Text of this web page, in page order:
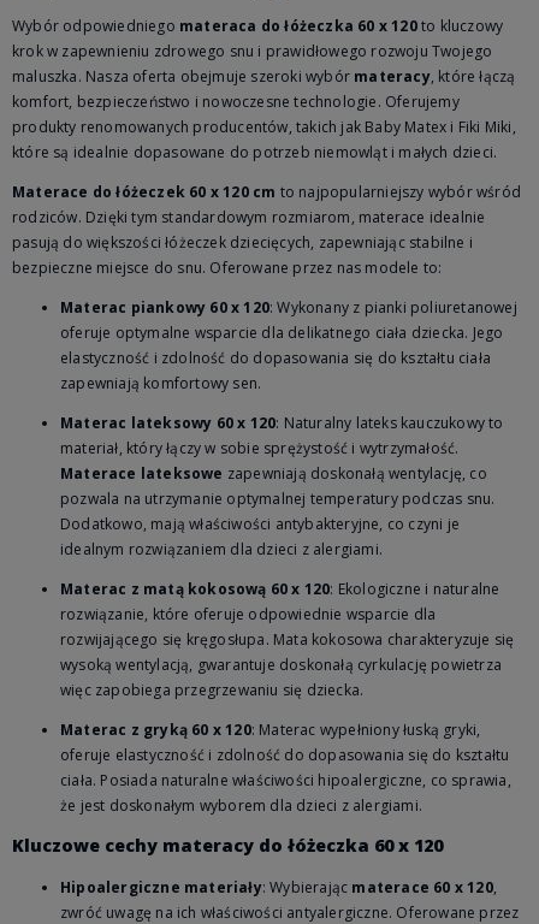
Wybór odpowiedniego materaca do łóżeczka 60 x 120to kluczowy
krok w zapewnieniu zdrowego snu i prawidłowego rozwoju Twojego
maluszka. Nasza oferta obejmuje szeroki wybór materacy, które łączą
komfort, bezpieczeństwo i nowoczesne technologie. Oferujemy
produkty renomowanych producentów, takich jak Baby Matex i Fiki Miki,
które są idealnie dopasowane do potrzeb niemowląt i małych dzieci.
Materace do łóżeczek 60 x 120 cm to najpopularniejszy wybór wśród
rodziców. Dzięki tym standardowym rozmiarom, materace idealnie
pasują do większości łóżeczek dziecięcych, zapewniając stabilne i
bezpieczne miejsce do snu. Oferowane przez nas modele to:
Materac piankowy 60 x 120: Wykonany z pianki poliuretanowej
oferuje optymalne wsparcie dla delikatnego ciała dziecka. Jego
elastyczność i zdolność do dopasowania się do kształtu ciała
zapewniają komfortowy sen.
Materac lateksowy 60 x 120: Naturalny lateks kauczukowy to
materiał, który łączy w sobie sprężystość i wytrzymałość.
Materace lateksowe zapewniają doskonałą wentylację, co
pozwala na utrzymanie optymalnej temperatury podczas snu.
Dodatkowo, mają właściwości antybakteryjne, co czyni je
idealnym rozwiązaniem dla dzieci z alergiami.
Materac z matą kokosową 60 x 120: Ekologiczne i naturalne
rozwiązanie, które oferuje odpowiednie wsparcie dla
rozwijającego się kręgosłupa. Mata kokosowa charakteryzuje się
wysoką wentylacją, gwarantuje doskonałą cyrkulację powietrza
więc zapobiega przegrzewaniu się dziecka.
Materac z gryką 60 x 120: Materac wypełniony łuską gryki,
oferuje elastyczność i zdolność do dopasowania się do kształtu
ciała. Posiada naturalne właściwości hipoalergiczne, co sprawia,
że jest doskonałym wyborem dla dzieci z alergiami.
Kluczowe cechy materacy do łóżeczka 60 x 120
Hipoalergiczne materiały: Wybierając materace 60 x 120,
zwróć uwagę na ich właściwości antyalergiczne. Oferowane przez